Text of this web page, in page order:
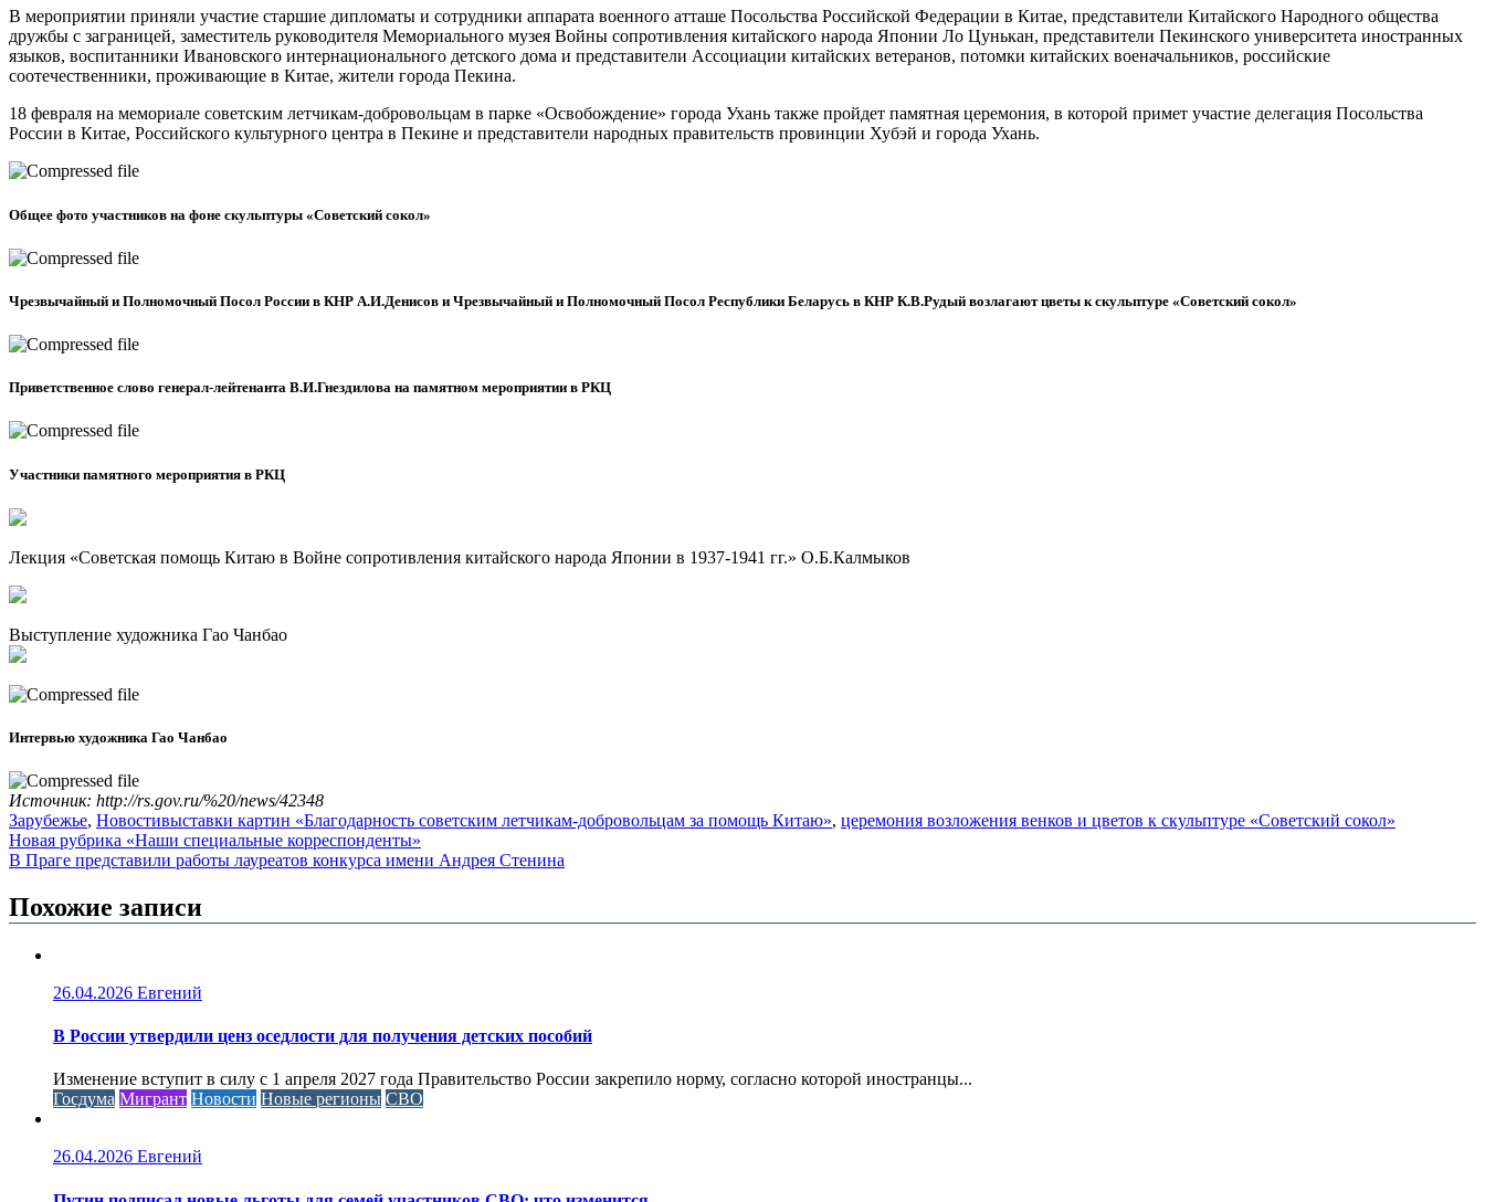
В мероприятии приняли участие старшие дипломаты и сотрудники аппарата военного атташе Посольства Российской Федерации в Китае, представители Китайского Народного общества
дружбы с заграницей, заместитель руководителя Мемориального музея Войны сопротивления китайского народа Японии Ло Цунькан, представители Пекинского университета иностранных
языков, воспитанники Ивановского интернационального детского дома и представители Ассоциации китайских ветеранов, потомки китайских военачальников, российские
соотечественники, проживающие в Китае, жители города Пекина.
18 февраля на мемориале советским летчикам-добровольцам в парке «Освобождение» города Ухань также пройдет памятная церемония, в которой примет участие делегация Посольства
России в Китае, Российского культурного центра в Пекине и представители народных правительств провинции Хубэй и города Ухань.
Общее фото участников на фоне скульптуры «Советский сокол»
Чрезвычайный и Полномочный Посол России в КНР А.И.Денисов и Чрезвычайный и Полномочный Посол Республики Беларусь в КНР К.В.Рудый возлагают цветы к скульптуре «Советский сокол»
Приветственное слово генерал-лейтенанта В.И.Гнездилова на памятном мероприятии в РКЦ
Участники памятного мероприятия в РКЦ
Лекция «Советская помощь Китаю в Войне сопротивления китайского народа Японии в 1937-1941 гг.» О.Б.Калмыков
Выступление художника Гао Чанбао
Интервью художника Гао Чанбао
Источник: http://rs.gov.ru/%20/news/42348
Зарубежье, Новостивыставки картин «Благодарность советским летчикам-добровольцам за помощь Китаю», церемония возложения венков и цветов к скульптуре «Советский сокол»
Навигация
по
записям
Новая рубрика «Наши специальные корреспонденты»
В Праге представили работы лауреатов конкурса имени Андрея Стенина
Похожие записи
26.04.2026 Евгений
В России утвердили ценз оседлости для получения детских пособий
Изменение вступит в силу с 1 апреля 2027 года Правительство России закрепило норму, согласно которой иностранцы...
Госдума Мигрант Новости Новые регионы СВО
26.04.2026 Евгений